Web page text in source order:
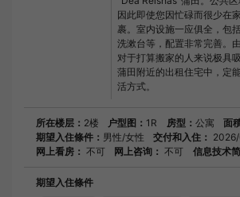
因此即使您因忙碌而很少在
裹。室内设施一应俱全，包
洗漱台等，配置非常完善。
对于打算搬家的人来说极具
蒲田附近的出租住宅中，定
活方式。
所在楼层： 2楼 户型图： 1R 房型： 公寓 面
期望入住條件： 男性/女性 交付和入住：
网上看房： 不可 网上咨询： 不可 信息技术简
期望入住條件